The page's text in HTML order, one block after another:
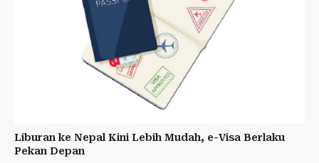
Liburan ke Nepal Kini Lebih Mudah, e-Visa Berlaku
Pekan Depan